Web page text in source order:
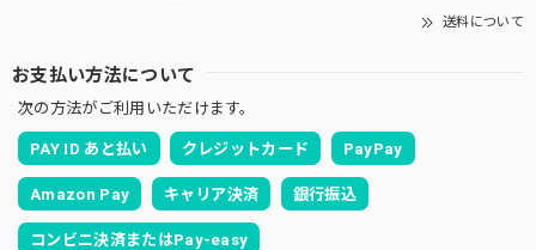
送料について
お支払い方法について
次の方法がご利用いただけます。
PAY ID あと払い クレジットカード PayPay
Amazon Pay キャリア決済 銀行振込
コンビニ決済またはPay-easy